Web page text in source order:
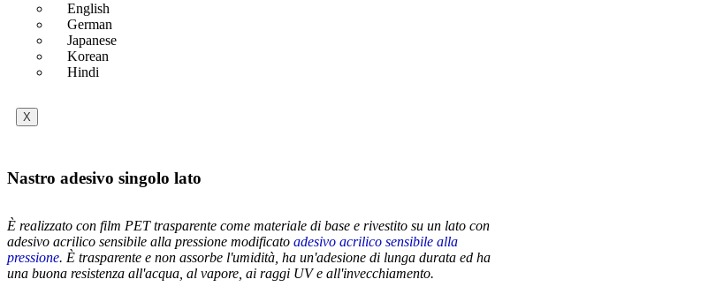
English
German
Japanese
Korean
Hindi
X
Nastro adesivo singolo lato
È realizzato con film PET trasparente come materiale di base e rivestito su un lato con
adesivo acrilico sensibile alla pressione modificato adesivo acrilico sensibile alla
pressione. È trasparente e non assorbe l'umidità, ha un'adesione di lunga durata ed ha
una buona resistenza all'acqua, al vapore, ai raggi UV e all'invecchiamento.